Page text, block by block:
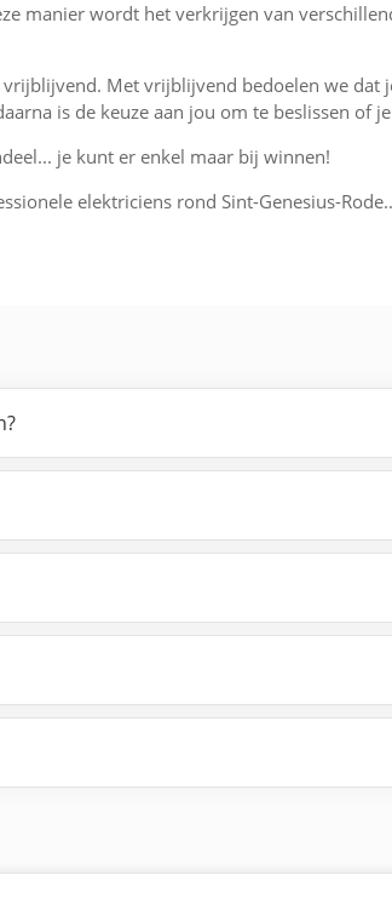
manier wordt het verkrijgen van
Met vrijblijvend bedoelen we
is de keuze aan jou om te beslissen of
je kunt er enkel maar bij winnen!
elektriciens rond Sint-Genesius-